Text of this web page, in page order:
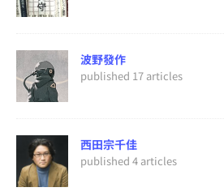
波野發作
published 17 articles
西田宗千佳
published 4 articles